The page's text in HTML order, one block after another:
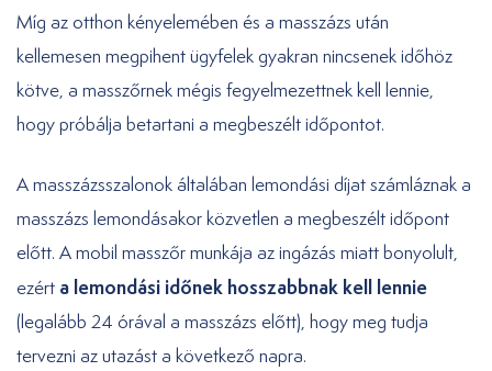
Míg az otthon kényelemében és a masszázs után
kellemesen megpihent ügyfelek gyakran nincsenek időhöz
kötve, a masszőrnek mégis fegyelmezettnek kell lennie,
hogy próbálja betartani a megbeszélt időpontot.
A masszázsszalonok általában lemondási díjat számláznak a
masszázs lemondásakor közvetlen a megbeszélt időpont
előtt. A mobil masszőr munkája az ingázás miatt bonyolult,
ezért a lemondási időnek hosszabbnak kell lennie
(legalább 24 órával a masszázs előtt), hogy meg tudja
tervezni az utazást a következő napra.